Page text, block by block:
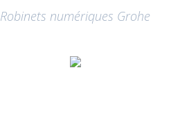
Robinets numériques Grohe